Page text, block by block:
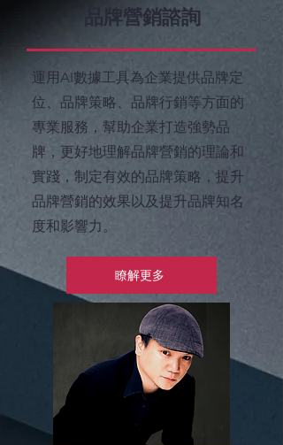
品牌營銷諮詢
​運用AI數據工具為企業提供品牌定
位、品牌策略、品牌行銷等方面的
專業服務，幫助企業打造強勢品
牌，更好地理解品牌營銷的理論和
實踐，制定有效的品牌策略，提升
品牌營銷的效果以及提升品牌知名
度和影響力。​
瞭解更多